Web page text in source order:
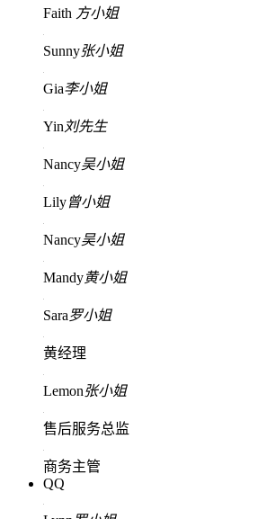
Faith 方小姐
Sunny张小姐
Gia李小姐
Yin 刘先生
Nancy吴小姐
Lily曾小姐
Nancy吴小姐
Mandy黄小姐
Sara罗小姐
黄经理
Lemon张小姐
售后服务总监
商务主管
QQ